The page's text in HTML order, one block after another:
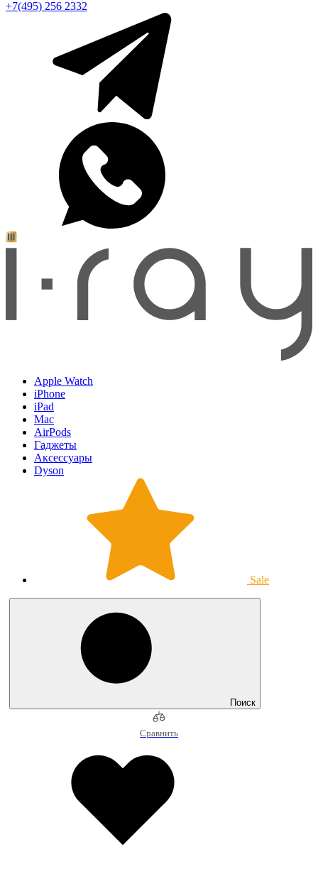
+7(495) 256 2332
Apple Watch
iPhone
iPad
Mac
AirPods
Гаджеты
Аксессуары
Dyson
Sale
Поиск
Сравнить